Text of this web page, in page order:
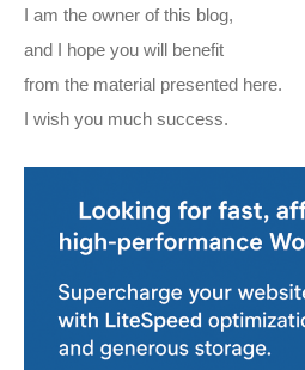
I am the owner of this blog,
and I hope you will benefit
from the material presented here.
I wish you much success.